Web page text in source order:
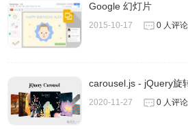
Google 幻灯片
2015-10-17 0 人评论
carousel.js - jQuery旋
2020-11-27 0 人评论